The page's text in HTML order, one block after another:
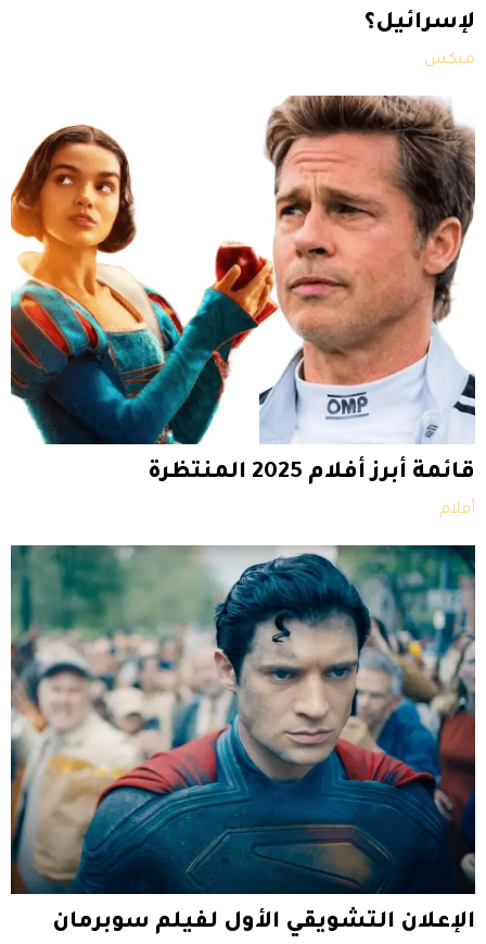
لإسرائيل؟
ميكس
قائمة أبرز أفلام 2025 المنتظرة
أفلام
الإعلان التشويقي الأول لفيلم سوبرمان